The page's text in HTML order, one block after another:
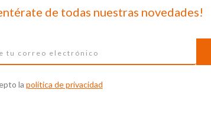
de todas nuestras novedades!
la política de privacidad